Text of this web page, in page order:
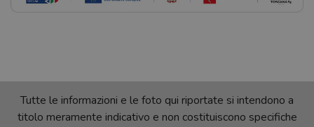
Tutte le informazioni e le foto qui riportate si intendono a
titolo meramente indicativo e non costituiscono specifiche